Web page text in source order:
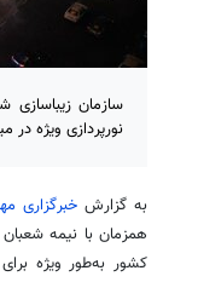
سازمان زیباسازی
نورپردازی ویژه
به گزارشخبرگزاری
همزمان با نیمه
کشور به‌طور ویژه